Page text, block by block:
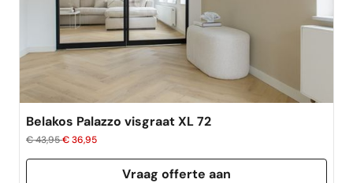
Belakos Palazzo visgraat XL 72
€ 43,95€ 36,95
Vraag offerte aan